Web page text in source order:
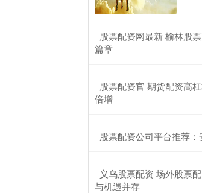
股票配资网最新 榆林股
篇章
股票配资官 期货配资高
倍增
股票配资公司平台推荐
义乌股票配资 场外股票
与机遇并存